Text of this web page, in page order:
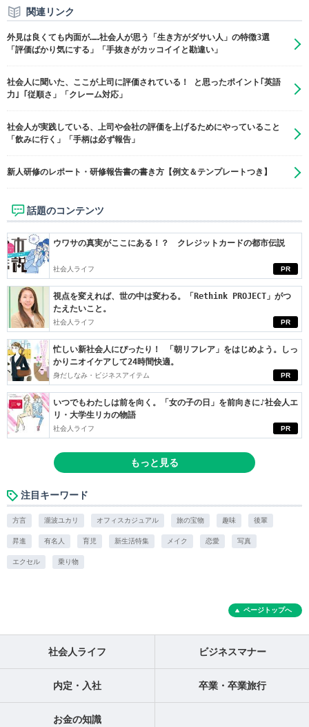
関連リンク
外見は良くても内面が……社会人が思う「生き方がダサい人」の特徴3選
「評価ばかり気にする」「手抜きがカッコイイと勘違い」
社会人に聞いた、ここが上司に評価されている！ と思ったポイント｢英語
力｣「従順さ」「クレーム対応」
社会人が実践している、上司や会社の評価を上げるためにやっていること
「飲みに行く」「手柄は必ず報告」
新人研修のレポート・研修報告書の書き方【例文＆テンプレートつき】
話題のコンテンツ
PR
ウワサの真実がここにある！？ クレジットカードの都市伝説
社会人ライフ
PR
視点を変えれば、世の中は変わる。「Rethink PROJECT」がつ
たえたいこと。
社会人ライフ
PR
忙しい新社会人にぴったり！ 「朝リフレア」をはじめよう。しっ
かりニオイケアして24時間快適。
身だしなみ・ビジネスアイテム
PR
いつでもわたしは前を向く。「女の子の日」を前向きに♪社会人エ
リ・大学生リカの物語
社会人ライフ
もっと見る
注目キーワード
方言 瀧波ユカリ オフィスカジュアル 旅の宝物 趣味 後輩
昇進 有名人 育児 新生活特集 メイク 恋愛 写真
エクセル 乗り物
ページトップへ
社会人ライフ ビジネスマナー
内定・入社 卒業・卒業旅行
お金の知識